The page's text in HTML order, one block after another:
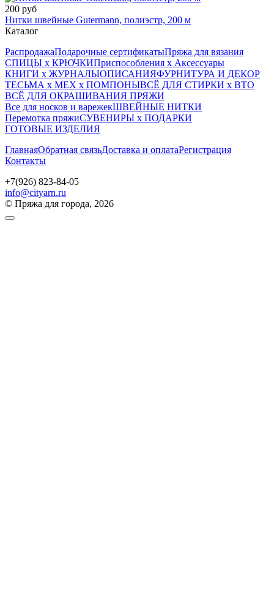
200 руб
Нитки швейные Gutermann, полиэстр, 200 м
Каталог
РаспродажаПодарочные сертификатыПряжа для вязания
СПИЦЫ х КРЮЧКИПриспособления х Аксессуары
КНИГИ х ЖУРНАЛЫОПИСАНИЯФУРНИТУРА И ДЕКОР
ТЕСЬМА х МЕХ х ПОМПОНЫВСЁ ДЛЯ СТИРКИ х ВТО
ВСЁ ДЛЯ ОКРАШИВАНИЯ ПРЯЖИ
Все для носков и варежекШВЕЙНЫЕ НИТКИ
Перемотка пряжиСУВЕНИРЫ х ПОДАРКИ
ГОТОВЫЕ ИЗДЕЛИЯ
ГлавнаяОбратная связьДоставка и оплатаРегистрация
Контакты
+7(926) 823-84-05
info@cityarn.ru
© Пряжа для города, 2026